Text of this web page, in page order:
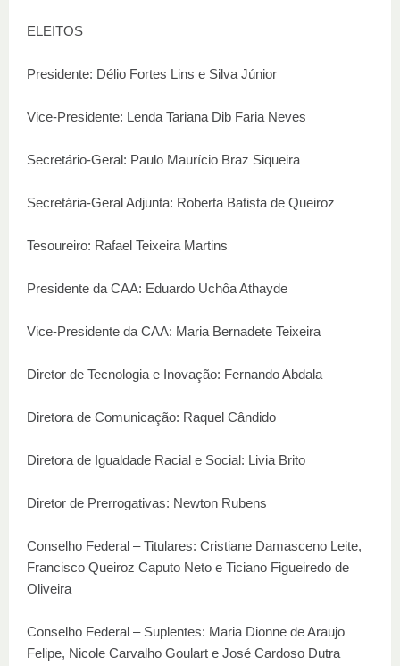
ELEITOS
Presidente: Délio Fortes Lins e Silva Júnior
Vice-Presidente: Lenda Tariana Dib Faria Neves
Secretário-Geral: Paulo Maurício Braz Siqueira
Secretária-Geral Adjunta: Roberta Batista de Queiroz
Tesoureiro: Rafael Teixeira Martins
Presidente da CAA: Eduardo Uchôa Athayde
Vice-Presidente da CAA: Maria Bernadete Teixeira
Diretor de Tecnologia e Inovação: Fernando Abdala
Diretora de Comunicação: Raquel Cândido
Diretora de Igualdade Racial e Social: Livia Brito
Diretor de Prerrogativas: Newton Rubens
Conselho Federal – Titulares: Cristiane Damasceno Leite,
Francisco Queiroz Caputo Neto e Ticiano Figueiredo de
Oliveira
Conselho Federal – Suplentes: Maria Dionne de Araujo
Felipe, Nicole Carvalho Goulart e José Cardoso Dutra